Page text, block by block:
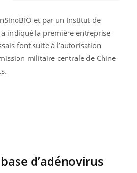
et par un institut de
indiqué la première entreprise
font suite à l’autorisation
militaire centrale de Chine
d’adénovirus